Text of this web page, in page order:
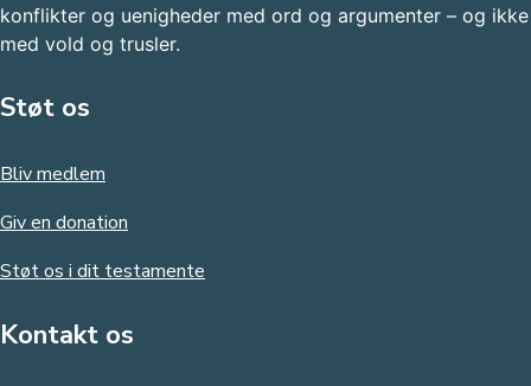
konflikter og uenigheder med ord og argumenter – og ikke
med vold og trusler.​
Støt os
Bliv medlem
Giv en donation
Støt os i dit testamente
Kontakt os